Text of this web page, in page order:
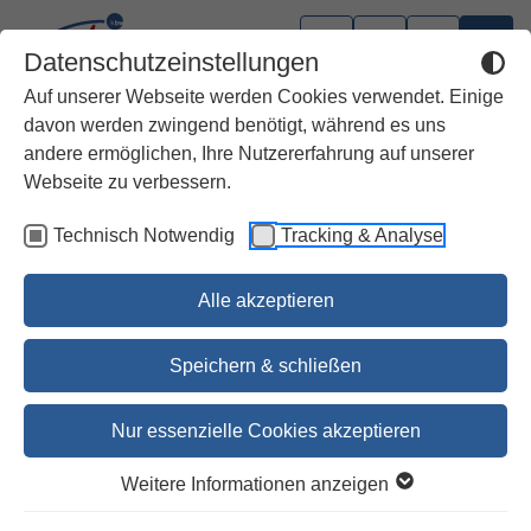
Datenschutzeinstellungen
Auf unserer Webseite werden Cookies verwendet. Einige
davon werden zwingend benötigt, während es uns
andere ermöglichen, Ihre Nutzererfahrung auf unserer
Webseite zu verbessern.
Technisch Notwendig Tracking & Analyse
Alle akzeptieren
Speichern & schließen
Nur essenzielle Cookies akzeptieren
Weitere Informationen anzeigen